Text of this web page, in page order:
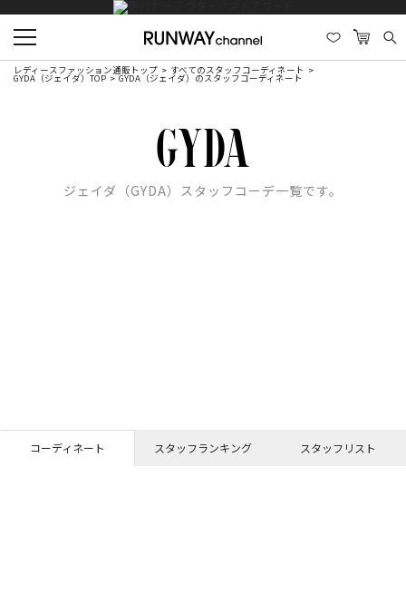
レディースファッション通販トップ すべてのスタッフコーディネート
GYDA（ジェイダ）TOP GYDA（ジェイダ）のスタッフコーディネート
ジェイダ（GYDA）スタッフコーデ一覧です。
コーディネート スタッフランキング スタッフリスト